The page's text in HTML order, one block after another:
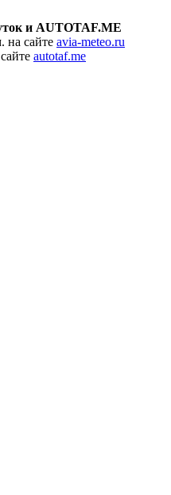
и AUTOTAF.ME
на сайте avia-meteo.ru
autotaf.me